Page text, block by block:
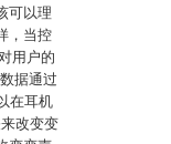
可以理
，当控
用户的
据通过
在耳机
改变变